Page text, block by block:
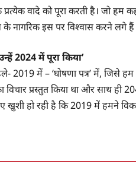
वादे को पूरा करती है। जो
इस पर विश्वास करने लगे हैं।
2024 में पूरा किया’
2019 में – ‘घोषणा पत्र’ में,
प्रस्तुत किया था और साथ ही
खुशी हो रही है कि 2019 में हमने